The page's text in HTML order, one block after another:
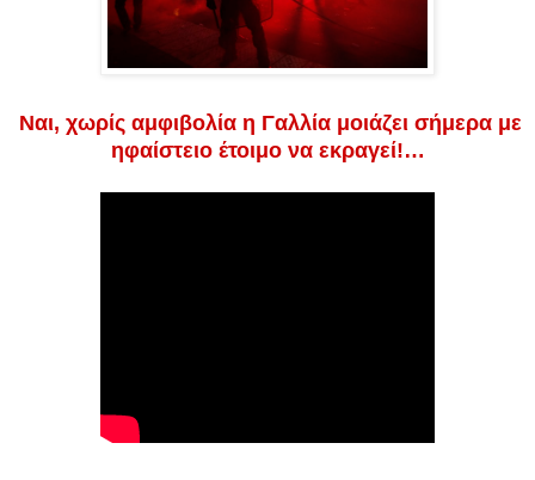
Ναι, χωρίς αμφιβολία η Γαλλία μοιάζει σήμερα με
ηφαίστειο έτοιμο να εκραγεί!…